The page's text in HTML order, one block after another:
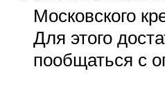
Московского
Для этого
пообщаться с